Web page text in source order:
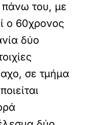
πάνω του, με
ο 60χρονος
δύο
σε τμήμα